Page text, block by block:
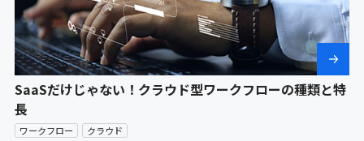
SaaSだけじゃない！クラウド型ワークフローの種類と特
長
ワークフロー クラウド